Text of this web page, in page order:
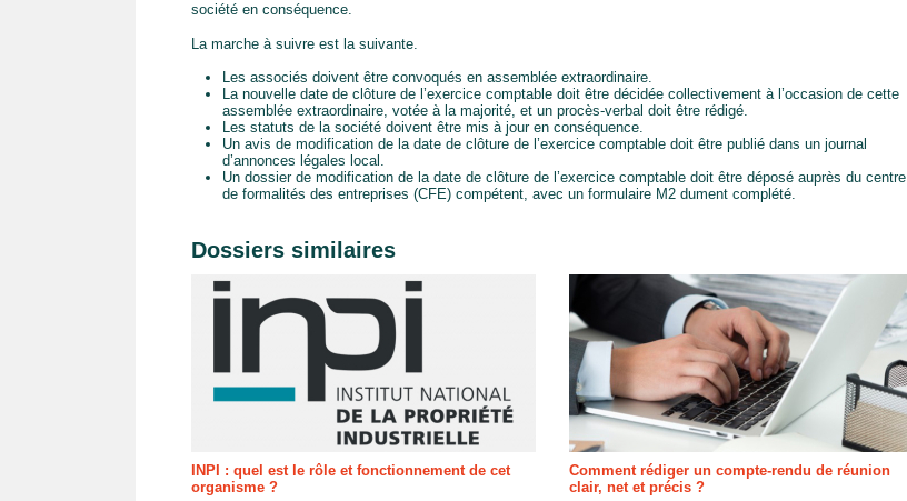
société en conséquence.
La marche à suivre est la suivante.
Les associés doivent être convoqués en assemblée extraordinaire.
La nouvelle date de clôture de l’exercice comptable doit être décidée collectivement à l’occasion de cette
assemblée extraordinaire, votée à la majorité, et un procès-verbal doit être rédigé.
Les statuts de la société doivent être mis à jour en conséquence.
Un avis de modification de la date de clôture de l’exercice comptable doit être publié dans un journal
d’annonces légales local.
Un dossier de modification de la date de clôture de l’exercice comptable doit être déposé auprès du centre
de formalités des entreprises (CFE) compétent, avec un formulaire M2 dument complété.
Dossiers similaires
INPI : quel est le rôle et fonctionnement de cet
organisme ?
Comment rédiger un compte-rendu de réunion
clair, net et précis ?